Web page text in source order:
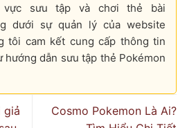
vực sưu tập và chơi thẻ bài
dưới sự quản lý của website
tôi cam kết cung cấp thông tin
hướng dẫn sưu tập thẻ Pokémon
giả
Cosmo Pokemon Là Ai?